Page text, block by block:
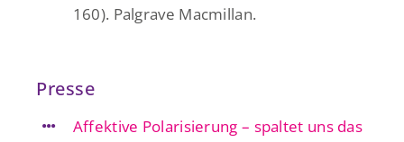
160). Palgrave Macmillan.
Presse
Affektive Polarisierung – spaltet uns das